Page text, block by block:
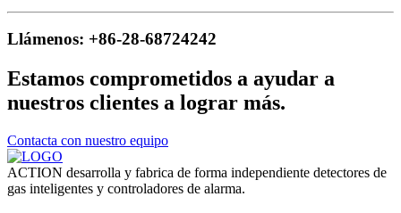
Llámenos: +86-28-68724242
Estamos comprometidos a ayudar a
nuestros clientes a lograr más.
Contacta con nuestro equipo
ACTION desarrolla y fabrica de forma independiente detectores de
gas inteligentes y controladores de alarma.